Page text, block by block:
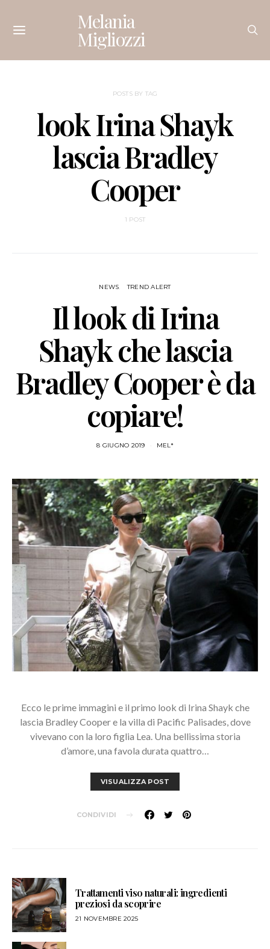
Melania
Migliozzi
POSTS BY TAG
look Irina Shayk
lascia Bradley
Cooper
1 POST
NEWS TREND ALERT
Il look di Irina
Shayk che lascia
Bradley Cooper è da
copiare!
8 GIUGNO 2019 MEL*
Ecco le prime immagini e il primo look di Irina Shayk che
lascia Bradley Cooper e la villa di Pacific Palisades, dove
vivevano con la loro figlia Lea. Una bellissima storia
d’amore, una favola durata quattro…
VISUALIZZA POST
CONDIVIDI
Trattamenti viso naturali: ingredienti
preziosi da scoprire
21 NOVEMBRE 2025